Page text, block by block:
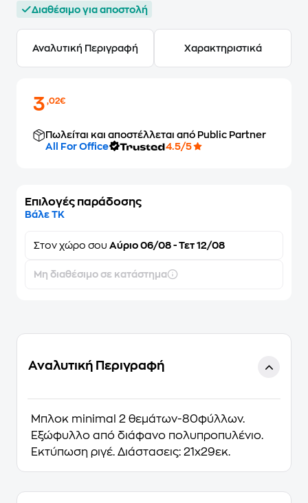
Διαθέσιμο για αποστολή
Αναλυτική Περιγραφή Χαρακτηριστικά
3,02€
Πωλείται και αποστέλλεται από Public Partner
All For Office
4.5/5
Επιλογές παράδοσης
Βάλε ΤΚ
Στον χώρο σου Αύριο 06/08 - Τετ 12/08
Μη διαθέσιμο σε κατάστημα
Αναλυτική Περιγραφή
Μπλοκ minimal 2 θεμάτων-80φύλλων.
Εξώφυλλο από διάφανο πολυπροπυλένιο.
Εκτύπωση ριγέ. Διάστασεις: 21x29εκ.